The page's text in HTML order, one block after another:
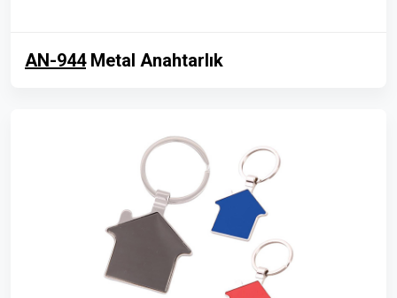
AN-944Metal Anahtarlık